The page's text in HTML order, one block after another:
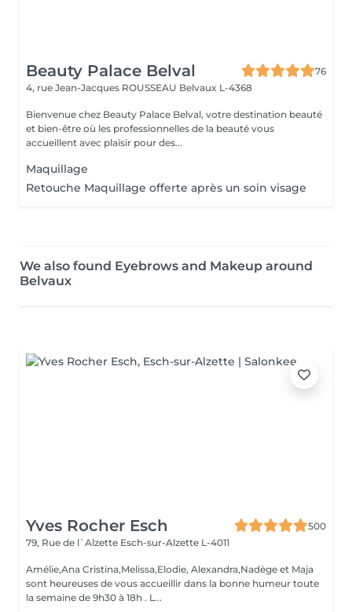
Beauty Palace Belval
76
4, rue Jean-Jacques ROUSSEAU Belvaux L-4368
Bienvenue chez Beauty Palace Belval, votre destination beauté
et bien-être où les professionnelles de la beauté vous
accueillent avec plaisir pour des...
Maquillage
Retouche Maquillage offerte après un soin visage
We also found Eyebrows and Makeup around
Belvaux
Yves Rocher Esch
500
79, Rue de l`Alzette Esch-sur-Alzette L-4011
Amélie,Ana Cristina,Melissa,Elodie, Alexandra,Nadège et Maja
sont heureuses de vous accueillir dans la bonne humeur toute
la semaine de 9h30 à 18h . L...